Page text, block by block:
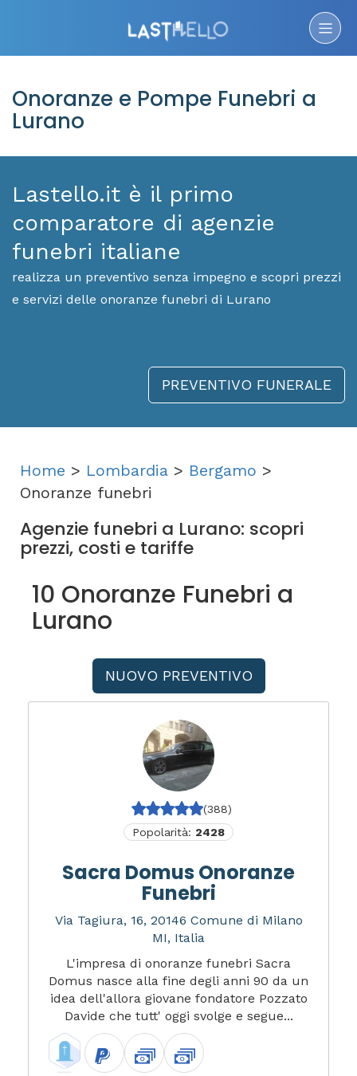
Onoranze e Pompe Funebri a
Lurano
Lastello.it è il primo
comparatore di agenzie
funebri italiane
realizza un preventivo senza impegno e scopri prezzi
e servizi delle onoranze funebri di Lurano
PREVENTIVO FUNERALE
Home > Lombardia > Bergamo >
Onoranze funebri
Agenzie funebri a Lurano: scopri
prezzi, costi e tariffe
10 Onoranze Funebri a
Lurano
NUOVO PREVENTIVO
(388)
Popolarità: 2428
Sacra Domus Onoranze
Funebri
Via Tagiura, 16, 20146 Comune di Milano
MI, Italia
L'impresa di onoranze funebri Sacra
Domus nasce alla fine degli anni 90 da un
idea dell'allora giovane fondatore Pozzato
Davide che tutt' oggi svolge e segue...